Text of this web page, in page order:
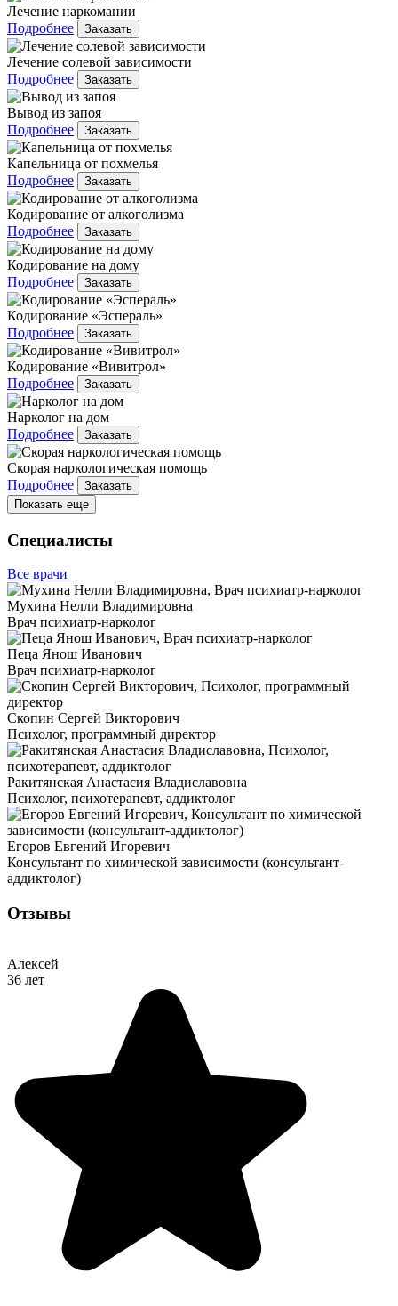
Лечение наркомании
Подробнее
Заказать
Лечение солевой зависимости
Подробнее
Заказать
Вывод из запоя
Подробнее
Заказать
Капельница от похмелья
Подробнее
Заказать
Кодирование от алкоголизма
Подробнее
Заказать
Кодирование на дому
Подробнее
Заказать
Кодирование «Эспераль»
Подробнее
Заказать
Кодирование «Вивитрол»
Подробнее
Заказать
Нарколог на дом
Подробнее
Заказать
Скорая наркологическая помощь
Подробнее
Заказать
Показать еще
Специалисты
Все врачи
Мухина Нелли Владимировна
Врач психиатр-нарколог
Пеца Янош Иванович
Врач психиатр-нарколог
Скопин Сергей Викторович
Психолог, программный директор
Ракитянская Анастасия Владиславовна
Психолог, психотерапевт, аддиктолог
Егоров Евгений Игоревич
Консультант по химической зависимости (консультант-
аддиктолог)
Отзывы
Алексей
36 лет